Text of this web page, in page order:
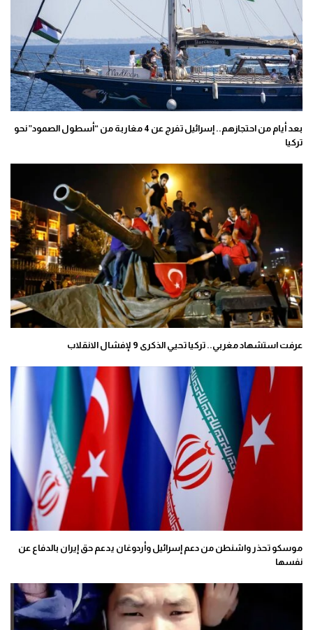
بعد أيام من احتجازهم.. إسرائيل تفرج عن 4 مغاربة من “أسطول الصمود” نحو
تركيا
عرفت استشهاد مغربي.. تركيا تحيي الذكرى 9 لإفشال الانقلاب
موسكو تحذر واشنطن من دعم إسرائيل وأردوغان يدعم حق إيران بالدفاع عن
نفسها